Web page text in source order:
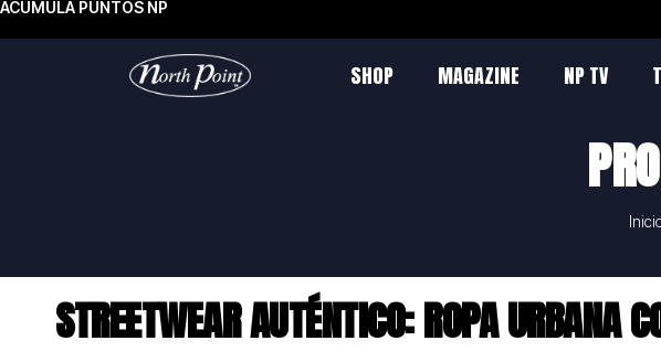
ACUMULA PUNTOS NP
SHOP MAGAZINE NP TV
STREETWEAR AUTÉNTICO: ROPA URBANA